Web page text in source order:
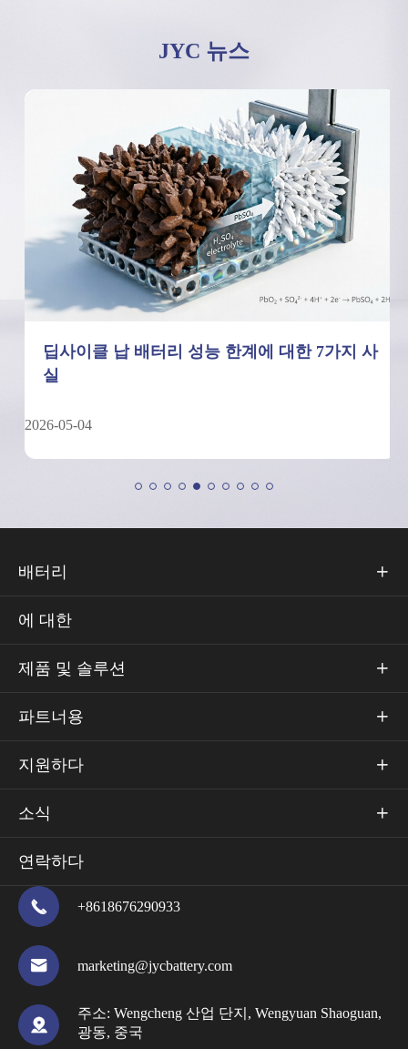
JYC 뉴스
딥사이클 납 배터리 성능 한계에 대한 7가지 사
실
2026-05-04
배터리 
에 대한
제품 및 솔루션 
파트너용 
지원하다 
소식 
연락하다
 +8618676290933
 marketing@jycbattery.com

주소: Wengcheng 산업 단지, Wengyuan Shaoguan,
광동, 중국